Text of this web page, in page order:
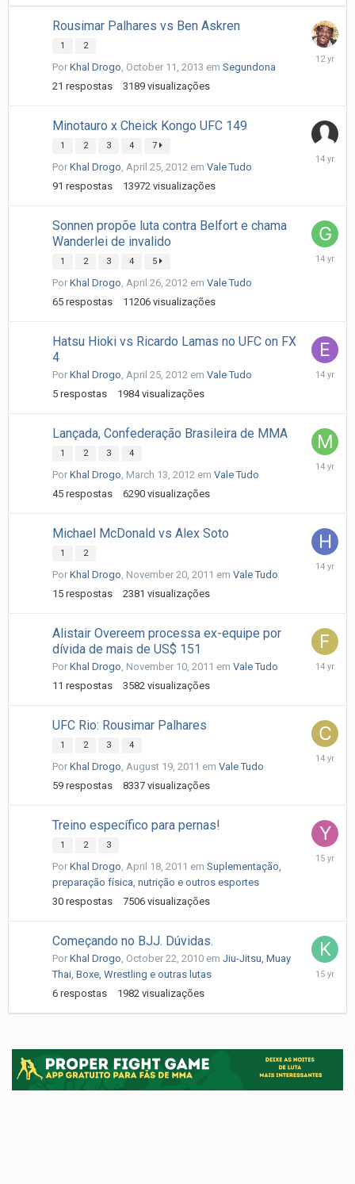
Rousimar Palhares vs Ben Askren
1 2
Por Khal Drogo October 11, 2013 em Segundona
21 respostas 3189 visualizações
October
Minotauro x Cheick Kongo UFC 149
1 2 3 4 7
Por Khal Drogo April 25, 2012 em Vale Tudo
91 respostas 13972 visualizações
May
Sonnen propõe luta contra Belfort e chama
Wanderlei de invalido
1 2 3 4 5
Por Khal Drogo April 26, 2012 em Vale Tudo
65 respostas 11206 visualizações
April
Hatsu Hioki vs Ricardo Lamas no UFC on FX
4
Por Khal Drogo April 25, 2012 em Vale Tudo
5 respostas 1984 visualizações
April
Lançada, Confederação Brasileira de MMA
1 2 3 4
Por Khal Drogo March 13, 2012 em Vale Tudo
45 respostas 6290 visualizações
March
Michael McDonald vs Alex Soto
1 2
Por Khal Drogo November 20, 2011 em Vale Tudo
15 respostas 2381 visualizações
Alistair Overeem processa ex-equipe por
dívida de mais de US$ 151
Por Khal Drogo November 10, 2011 em Vale Tudo
11 respostas 3582 visualizações
UFC Rio: Rousimar Palhares
1 2 3 4
Por Khal Drogo August 19, 2011 em Vale Tudo
59 respostas 8337 visualizações
August
Treino específico para pernas!
1 2 3
Por Khal Drogo April 18, 2011 em Suplementação,
preparação física, nutrição e outros esportes
30 respostas 7506 visualizações
April
Começando no BJJ. Dúvidas.
Por Khal Drogo October 22, 2010 em Jiu-Jitsu, Muay
Thai, Boxe, Wrestling e outras lutas
6 respostas 1982 visualizações
October